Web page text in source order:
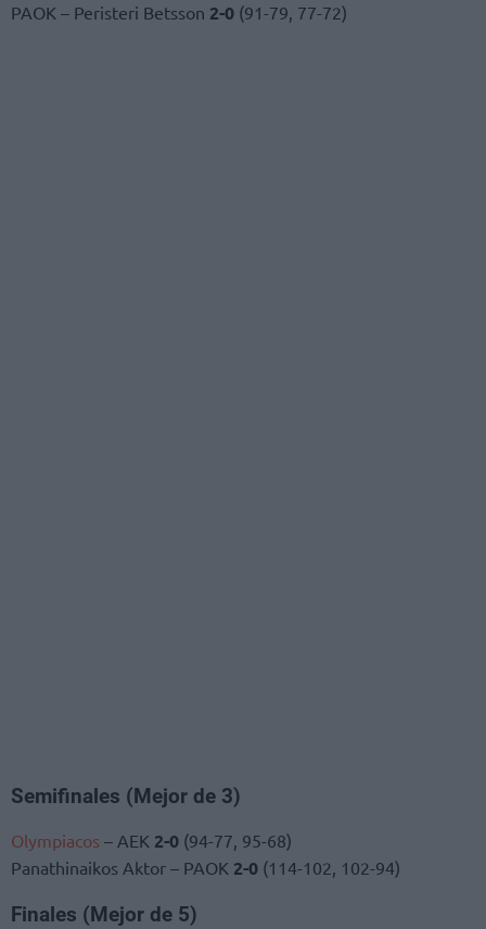
PAOK – Peristeri Betsson 2-0 (91-79, 77-72)
Semifinales (Mejor de 3)
Olympiacos – AEK 2-0 (94-77, 95-68)
Panathinaikos Aktor – PAOK 2-0 (114-102, 102-94)
Finales (Mejor de 5)